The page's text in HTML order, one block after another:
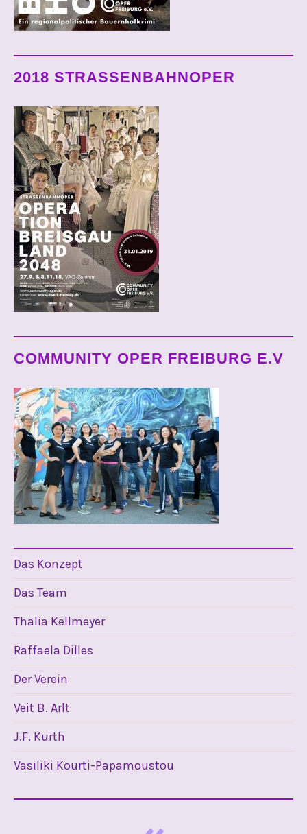
2018 STRASSENBAHNOPER
COMMUNITY OPER FREIBURG E.V
Das Konzept
Das Team
Thalia Kellmeyer
Raffaela Dilles
Der Verein
Veit B. Arlt
J.F. Kurth
Vasiliki Kourti-Papamoustou